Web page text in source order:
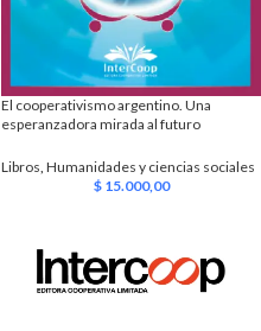
El cooperativismo argentino. Una
esperanzadora mirada al futuro
Libros Humanidades y ciencias sociales
$15.000,00